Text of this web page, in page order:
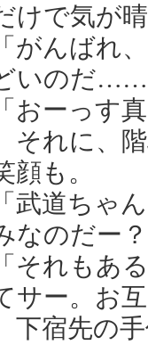
けで気が
「がんばれ
いのだ
「おーっす
それに、
顔も。
「武道ちゃ
なのだー
「それもあ
サー。お
下宿先の手